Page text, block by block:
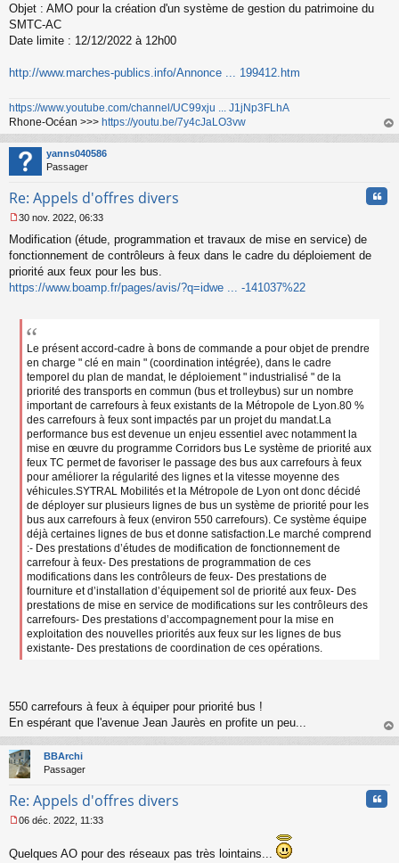
g
e
n
n
Objet : AMO pour la création d'un système de gestion du patrimoine du
SMTC-AC
Date limite : 12/12/2022 à 12h00
http://www.marches-publics.info/Annonce ... 199412.htm
https://www.youtube.com/channel/UC99xju ... J1jNp3FLhA
Rhone-Océan >>> https://youtu.be/7y4cJaLO3vw
au
yanns040586
Passager
Re: Appels d'offres divers
e
s
s
g
n
30 nov. 2022, 06:33
Modification (étude, programmation et travaux de mise en service) de
fonctionnement de contrôleurs à feux dans le cadre du déploiement de
priorité aux feux pour les bus.
https://www.boamp.fr/pages/avis/?q=idwe ... -141037%22
Le présent accord-cadre à bons de commande a pour objet de prendre
en charge " clé en main " (coordination intégrée), dans le cadre
temporel du plan de mandat, le déploiement " industrialisé " de la
priorité des transports en commun (bus et trolleybus) sur un nombre
important de carrefours à feux existants de la Métropole de Lyon.80 %
des carrefours à feux sont impactés par un projet du mandat.La
performance bus est devenue un enjeu essentiel avec notamment la
mise en œuvre du programme Corridors bus Le système de priorité aux
feux TC permet de favoriser le passage des bus aux carrefours à feux
pour améliorer la régularité des lignes et la vitesse moyenne des
véhicules.SYTRAL Mobilités et la Métropole de Lyon ont donc décidé
de déployer sur plusieurs lignes de bus un système de priorité pour les
bus aux carrefours à feux (environ 550 carrefours). Ce système équipe
déjà certaines lignes de bus et donne satisfaction.Le marché comprend
:- Des prestations d’études de modification de fonctionnement de
carrefour à feux- Des prestations de programmation de ces
modifications dans les contrôleurs de feux- Des prestations de
fourniture et d’installation d’équipement sol de priorité aux feux- Des
prestations de mise en service de modifications sur les contrôleurs des
carrefours- Des prestations d’accompagnement pour la mise en
exploitation des nouvelles priorités aux feux sur les lignes de bus
existante- Des prestations de coordination de ces opérations.
550 carrefours à feux à équiper pour priorité bus !
En espérant que l'avenue Jean Jaurès en profite un peu...
au
BBArchi
Passager
Re: Appels d'offres divers
s
06 déc. 2022, 11:33
Quelques AO pour des réseaux pas très lointains...